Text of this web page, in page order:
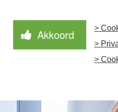
Akkoord
>
>
>
Nieuws